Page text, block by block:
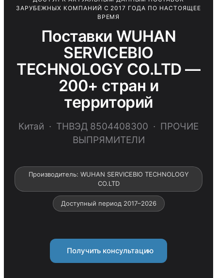
ЗАРУБЕЖНЫХ КОМПАНИЙ С 2017 ГОДА ПО НАСТОЯЩЕЕ
ВРЕМЯ
Поставки WUHAN
SERVICEBIO
TECHNOLOGY CO.LTD —
200+ стран и
территорий
Китай · ТНВЭД 8504408300 · ПРОЧИЕ
ВЫПРЯМИТЕЛИ
Производитель: WUHAN SERVICEBIO TECHNOLOGY
CO.LTD
Доступный период 2017–2026
Получить консультацию